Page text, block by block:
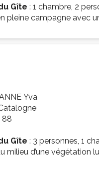
Gîte : 1 chambre, 2
pleine campagne avec
Yva
88
Gîte : 3 personnes, 1
milieu d’une végétation